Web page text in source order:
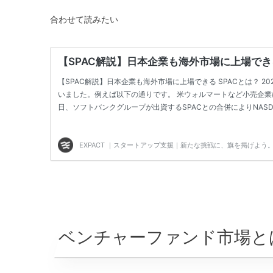
合わせて読みたい
ベンチャーファンド市場と